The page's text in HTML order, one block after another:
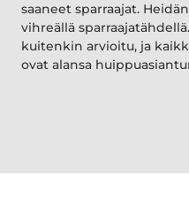
saaneet sparraajat.
vihreällä
kuitenkin arvioitu, ja
ovat alansa